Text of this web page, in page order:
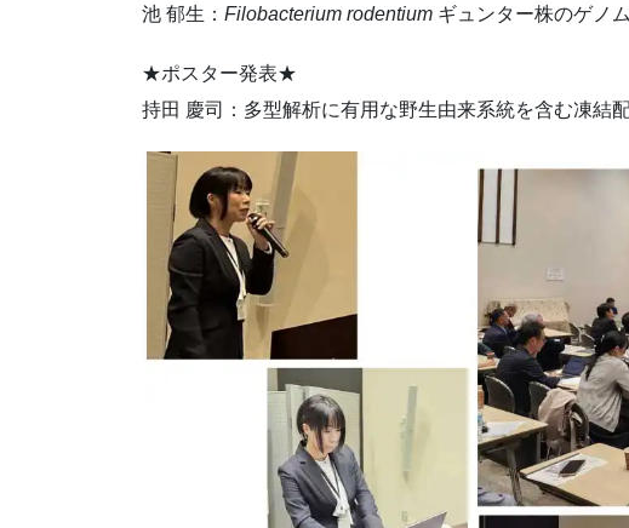
池 郁生： Filobacterium rodentium ギュンター株のゲノ
★ポスター発表★
持田 慶司：多型解析に有用な野生由来系統を含む凍結